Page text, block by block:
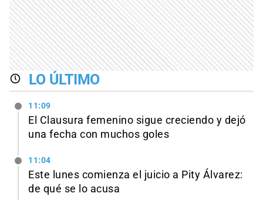
LO ÚLTIMO
11:09
El Clausura femenino sigue creciendo y dejó
una fecha con muchos goles
11:04
Este lunes comienza el juicio a Pity Álvarez:
de qué se lo acusa